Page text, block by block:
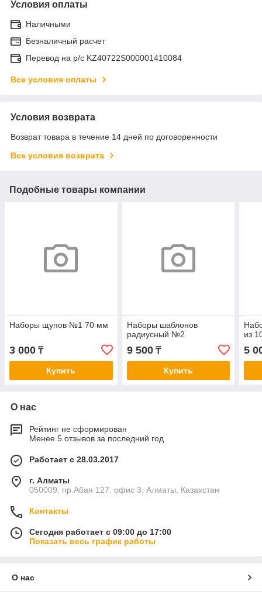
Условия оплаты
Наличными
Безналичный расчет
Перевод на р/с KZ40722S000001410084
Все условия оплаты
Условия возврата
Возврат товара в течение 14 дней по договоренности
Все условия возврата
Подобные товары компании
Наборы щупов №1 70 мм
3 000 ₸
Купить
Наборы шаблонов
радиусный №2
9 500₸
Купить
из
5
О нас
Рейтинг не сформирован
Менее 5 отзывов за последний год
Работает с 28.03.2017
г. Алматы
050009, пр.Абая 127, офис 3, Алматы, Казахстан
Контакты
Сегодня работает с 09:00 до 17:00
Показать весь график работы
О нас